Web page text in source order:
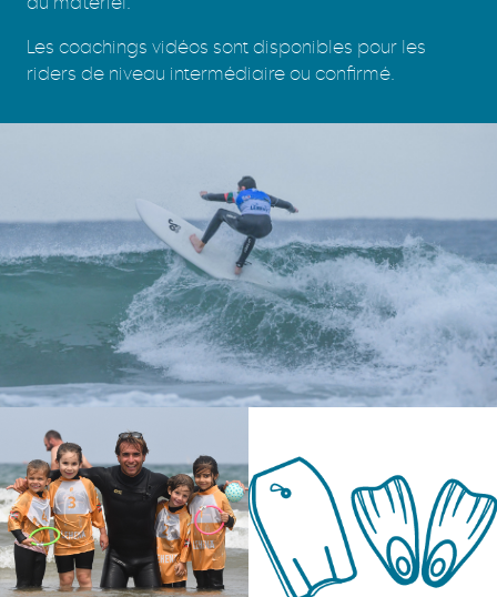
Les coachings vidéos sont disponibles pour les
riders de niveau intermédiaire ou confirmé.